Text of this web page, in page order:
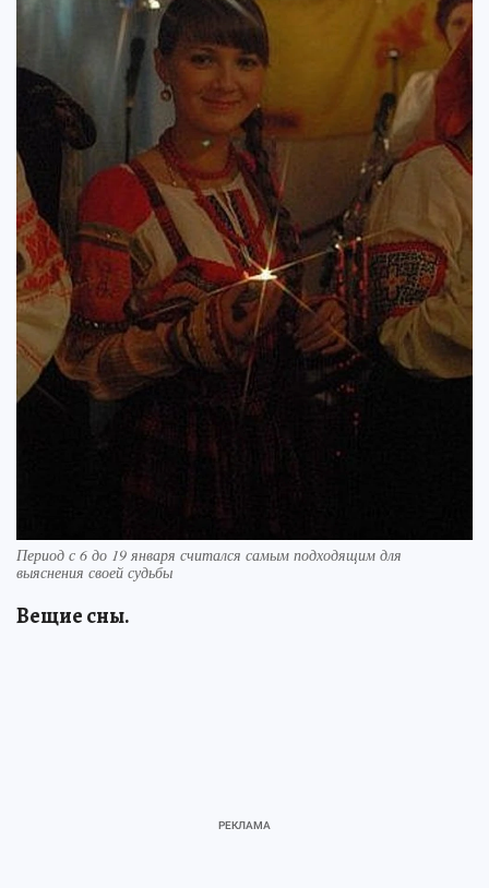
Период с 6 до 19 января считался самым подходящим для
выяснения своей судьбы
Вещие сны.